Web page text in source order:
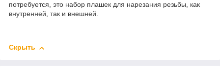
потребуется, это набор плашек для нарезания резьбы, как
внутренней, так и внешней.
Скрыть